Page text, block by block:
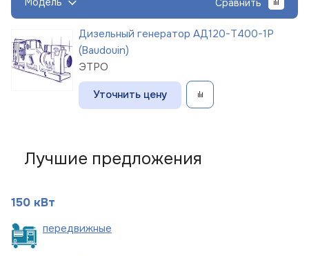
Сравнить
Дизельный генератор АД120-Т400-1Р
(Baudouin)
ЭТРО
Уточнить цену
Лучшие предложения
150 кВт
передвижные